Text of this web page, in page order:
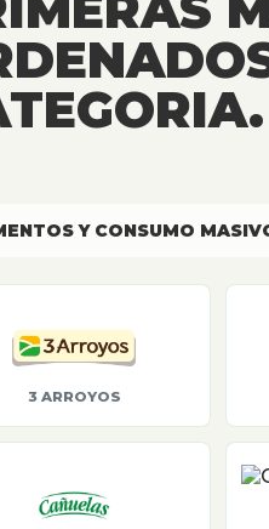
Y CONSUMO
3 ARROYOS